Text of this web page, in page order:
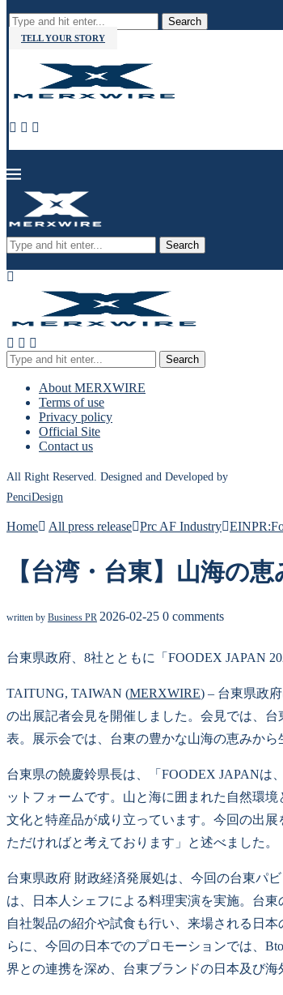
Search
TELL YOUR STORY
Search
Search
About MERXWIRE
Terms of use
Privacy policy
Official Site
Contact us
All Right Reserved. Designed and Developed by
PenciDesign
Home All press release Prc AF Industry
【台湾・台東】山海の
written by Business PR 2026-02-25 0 comments
台東県政府、8社とともに「FOODEX JAPAN
TAITUNG, TAIWAN (MERXWIRE) – 台東県政
の出展記者会見を開催しました。会見では、
表。展示会では、台東の豊かな山海の恵みか
台東県の饒慶鈴県長は、「FOODEX JAPANは
ットフォームです。山と海に囲まれた自然環
文化と特産品が成り立っています。今回の出
ただければと考えております」と述べました。
台東県政府 財政経済発展処は、今回の台東パ
は、日本人シェフによる料理実演を実施。台
自社製品の紹介や試食も行い、来場される日
らに、今回の日本でのプロモーションでは、
界との連携を深め、台東ブランドの日本及び